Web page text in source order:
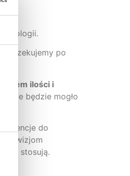
oczekujemy po
kątem ilości i
nie będzie mogło
do
i wizjom
już stosują.